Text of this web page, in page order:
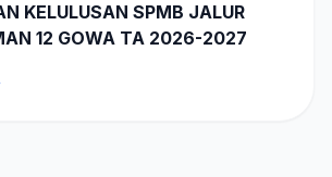
KELULUSAN SPMB JALUR
12 GOWA TA 2026-2027